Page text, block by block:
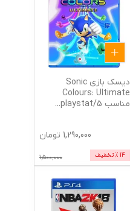
دیسک بازی Sonic
Colours: Ultimate
مناسب 5/playstat
...
1,290,000 تومان
14 % تخفیف 1,500,000